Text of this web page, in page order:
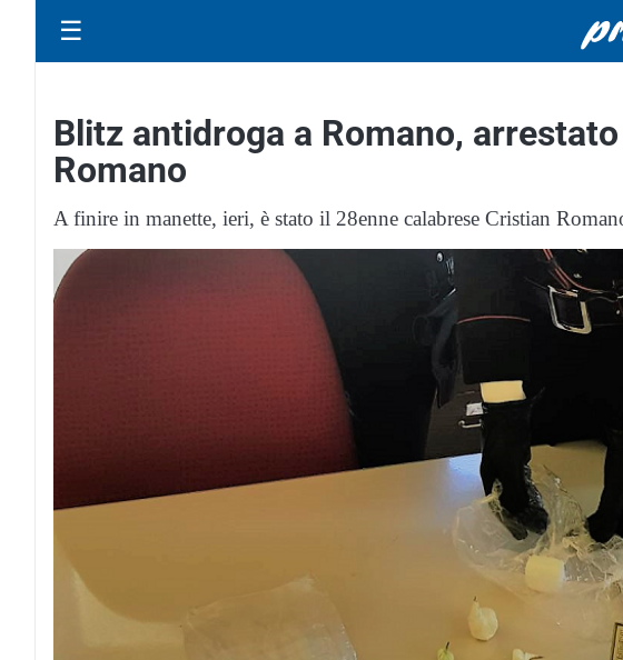
☰
Blitz antidroga a Romano,
Romano
A finire in manette, ieri, è stato il 28enne calabrese Cristian